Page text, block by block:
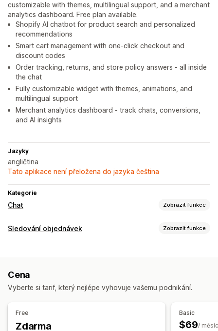
customizable with themes, multilingual support, and a merchant
analytics dashboard. Free plan available.
Shopify AI chatbot for product search and personalized
recommendations
Smart cart management with one-click checkout and
discount codes
Order tracking, returns, and store policy answers - all inside
the chat
Fully customizable widget with themes, animations, and
multilingual support
Merchant analytics dashboard - track chats, conversions,
and AI insights
Jazyky
angličtina
Tato aplikace není přeložena do jazyka čeština
Kategorie
Chat Zobrazit funkce
Posílání zpráv v reálném čase
Automatizované odpovědi
Obnovení košíku
Slevy
Doporučené produkty
Přizpůsobení
Emoji a nálepky
Tlačítka chatu
Sledování objednávek Zobrazit funkce
Cena
Vyberte si tarif, který nejlépe vyhovuje vašemu podnikání.
Free
Zdarma
Basic
$69/ měsíc